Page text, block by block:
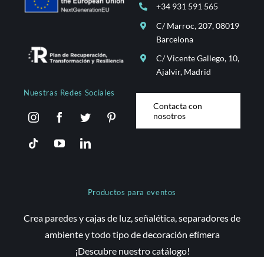
Nuestras Redes Sociales
+34 931 591 565
C/ Marroc, 207, 08019
Barcelona
C/ Vicente Gallego, 10,
Ajalvir, Madrid
Contacta con
nosotros
Productos para eventos
Crea paredes y cajas de luz, señalética, separadores de
ambiente y todo tipo de decoración efímera
¡Descubre nuestro catálogo!